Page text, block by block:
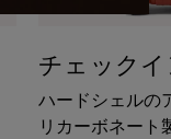
チェック
ハードシェルの
リカーボネート